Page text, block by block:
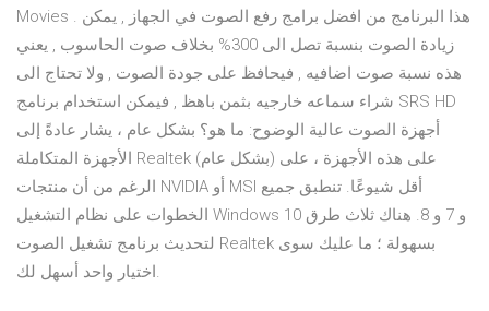
Movies . هذا البرنامج من افضل برامج رفع الصوت في الجهاز , يمكن
زيادة الصوت بنسبة تصل الى 300% بخلاف صوت الحاسوب , يعني
هذه نسبة صوت اضافيه , فيحافظ على جودة الصوت , ولا تحتاج الى
شراء سماعه خارجيه بثمن باهظ , فيمكن استخدام برنامج SRS HD
أجهزة الصوت عالية الوضوح: ما هو؟ بشكل عام ، يشار عادةً إلى
الأجهزة المتكاملة Realtek (بشكل عام) على هذه الأجهزة ، على
الرغم من أن منتجات NVIDIA أو MSI أقل شيوعًا. تنطبق جميع
الخطوات على نظام التشغيل Windows 10 و 7 و 8. هناك ثلاث طرق
لتحديث برنامج تشغيل الصوت Realtek بسهولة ؛ ما عليك سوى
اختيار واحد أسهل لك.